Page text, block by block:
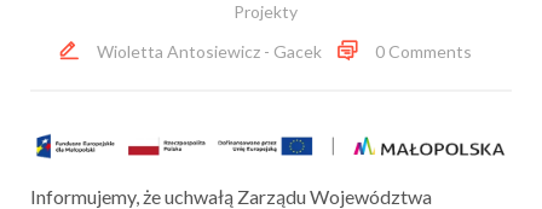
Projekty
Wioletta Antosiewicz - Gacek
0 Comments
Informujemy, że uchwałą Zarządu Województwa